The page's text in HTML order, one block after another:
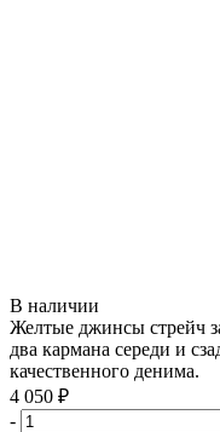
В наличии
Желтые джинсы стрейч
два кармана середи и
качественного денима.
4 050 ₽
-